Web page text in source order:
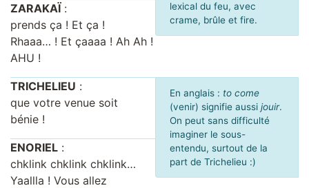
lexical du feu, avec
crame, brûle et fire.
ZARAKAÏ :
prends ça ! Et ça !
Rhaaa… ! Et çaaaa ! Ah Ah !
AHU !
En anglais : to come
(venir) signifie aussi jouir.
On peut sans difficulté
imaginer le sous-
entendu, surtout de la
part de Trichelieu :)
TRICHELIEU :
que votre venue soit
bénie !
ENORIEL :
chklink chklink chklink…
Yaallla ! Vous allez